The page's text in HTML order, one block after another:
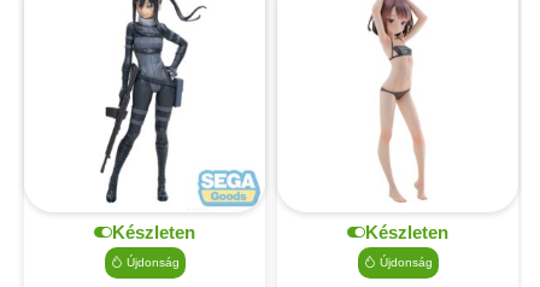
Készleten
Újdonság
Készleten
Újdonság